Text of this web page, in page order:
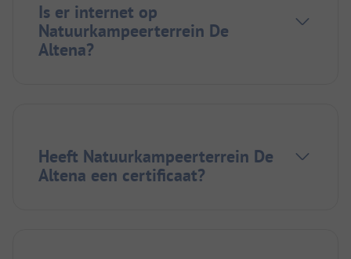
Is er internet op
Natuurkampeerterrein De
Altena?
Heeft Natuurkampeerterrein De
Altena een certificaat?